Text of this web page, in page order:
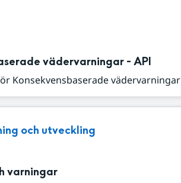
vädervarningar - API
Konsekvensbaserade vädervarningar
och utveckling
varningar